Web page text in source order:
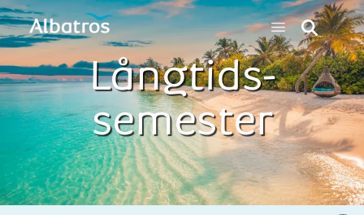
Långtids­
semester